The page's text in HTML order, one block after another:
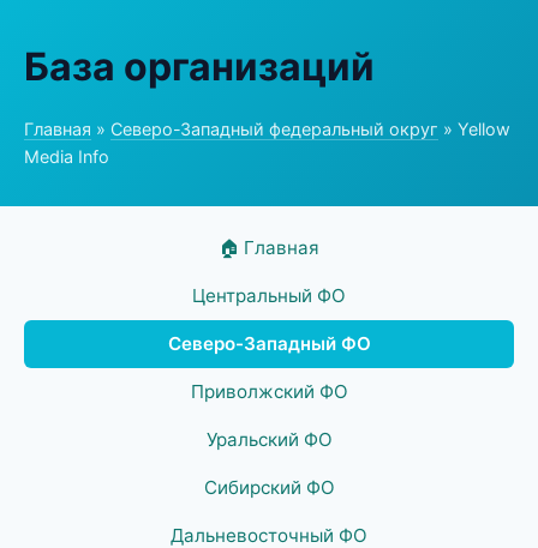
База организаций
Главная » Северо-Западный федеральный округ » Yellow
Media Info
🏠 Главная
Центральный ФО
Северо-Западный ФО
Приволжский ФО
Уральский ФО
Сибирский ФО
Дальневосточный ФО